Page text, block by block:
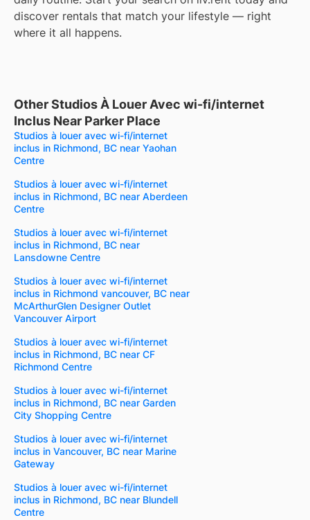
discover rentals that match your lifestyle — right
where it all happens.
Other Studios À Louer Avec wi-fi/internet
Inclus Near Parker Place
Studios à louer avec wi-fi/internet
inclus in Richmond, BC near Yaohan
Centre
Studios à louer avec wi-fi/internet
inclus in Richmond, BC near Aberdeen
Centre
Studios à louer avec wi-fi/internet
inclus in Richmond, BC near
Lansdowne Centre
Studios à louer avec wi-fi/internet
inclus in Richmond vancouver, BC near
McArthurGlen Designer Outlet
Vancouver Airport
Studios à louer avec wi-fi/internet
inclus in Richmond, BC near CF
Richmond Centre
Studios à louer avec wi-fi/internet
inclus in Richmond, BC near Garden
City Shopping Centre
Studios à louer avec wi-fi/internet
inclus in Vancouver, BC near Marine
Gateway
Studios à louer avec wi-fi/internet
inclus in Richmond, BC near Blundell
Centre